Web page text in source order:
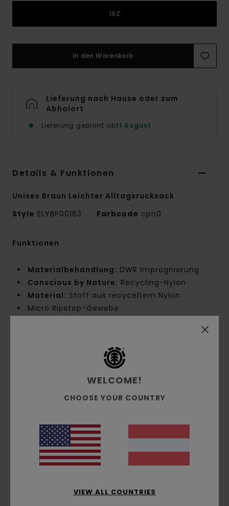
1SZ
In den Warenkorb
Lieferung nach Hause oder zum
Abholort
Lieferung geplant ab11 August
Details & Funktionen
Unisex Braun Leichter Alltagsrucksack
Style ELYBP00163 Farbcode cpn0
Funktionen
Materialbehandlung: DWR Imprägnierung
Conscious by Nature: Recycling-Nylon
Material: Stoff aus recyceltem Nylon
Micro Ripstop-Gewebe
Einstecktasche vorne, 1 inneres Versteckfach mit
Gepolstertes Rückenteil,
gepolsterter Boden
Volumen:15 Liter
High Density Reißverschlüsse aus
eingespritztem Kunststoff
Fischgräten-Gurtband
Sehr leichtes Design
WELCOME!
CHOOSE YOUR COUNTRY
VIEW ALL COUNTRIES